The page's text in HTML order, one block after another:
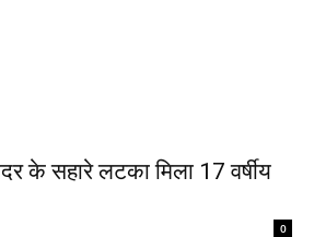
के सहारे लटका मिला 17 वर्षीय
0